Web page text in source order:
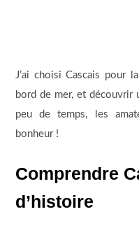
J’ai choisi Cascais pour
bord de mer, et découvrir
peu de temps, les
bonheur !
Comprendre
d’histoire